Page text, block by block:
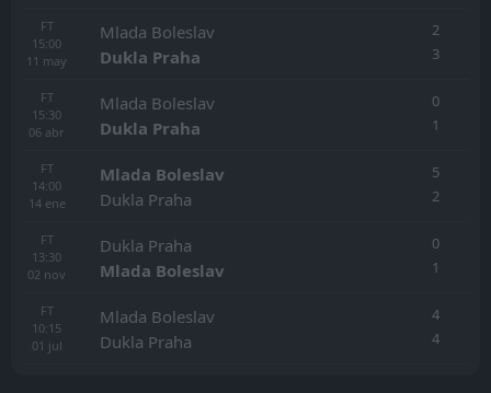
FT
15:00
11 may
Mlada Boleslav
Dukla Praha
2
3
FT
15:30
06 abr
Mlada Boleslav
Dukla Praha
0
1
FT
14:00
14 ene
Mlada Boleslav
Dukla Praha
5
2
FT
13:30
02 nov
Dukla Praha
Mlada Boleslav
0
1
FT
10:15
01 jul
Mlada Boleslav
Dukla Praha
4
4